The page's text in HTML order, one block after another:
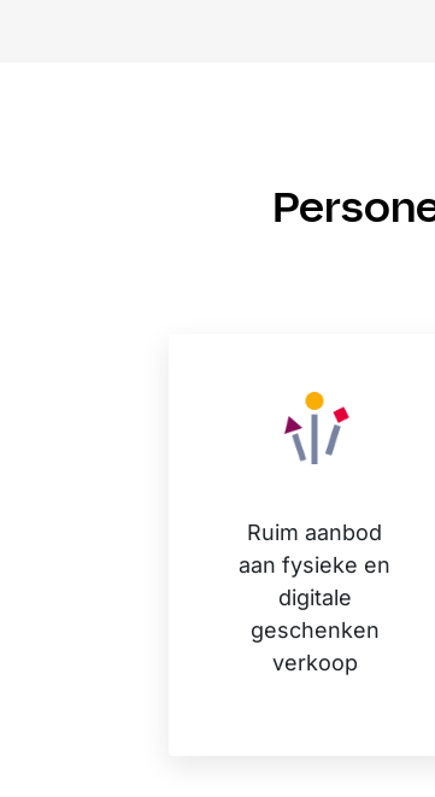
Ruim aanbod
aan fysieke en
digitale
geschenken
verkoop